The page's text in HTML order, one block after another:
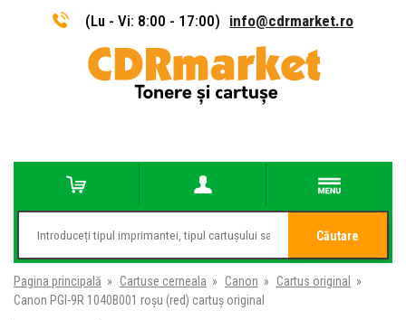
(Lu - Vi: 8:00 - 17:00) info@cdrmarket.ro
Căutare
Pagina principală » Cartuse cerneala » Canon » Cartus original
»
Canon PGI-9R 1040B001 roșu (red) cartuș original